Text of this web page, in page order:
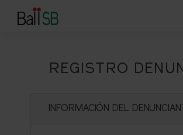
REGISTRO
INFORMACIÓN DEL